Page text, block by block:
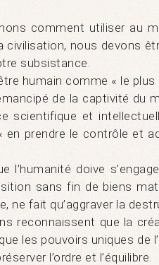
comment utiliser au
civilisation, nous devons
subsistance.
humain comme « le
de la captivité du
scientifique et
en prendre le contrôle et
l’humanité doive
sans fin de biens
ne fait qu’aggraver la
reconnaissent que la
les pouvoirs uniques de
l’ordre et l’équilibre.